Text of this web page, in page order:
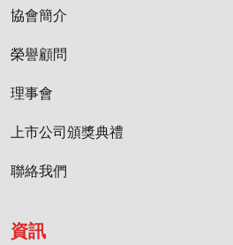
協會簡介
榮譽顧問
理事會
上市公司頒獎典禮
聯絡我們
資訊